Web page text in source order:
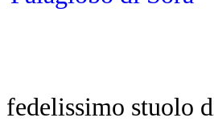
fedelissimo stuolo